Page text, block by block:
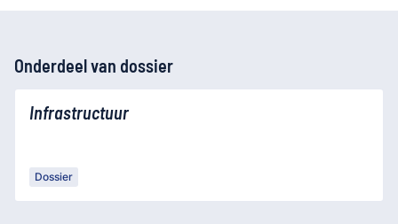
Onderdeel van dossier
Infrastructuur
Dossier